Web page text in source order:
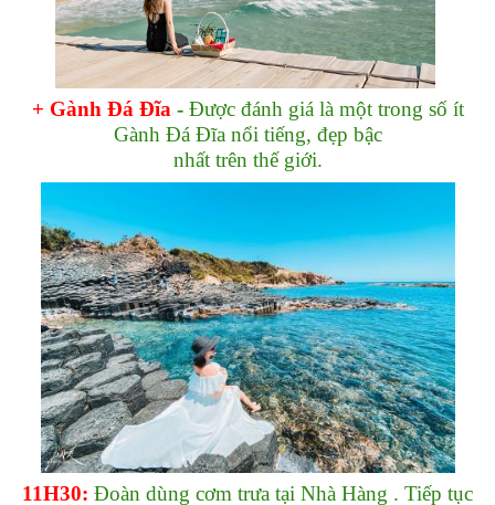
+ Gành Đá Đĩa - Được đánh giá là một trong số ít
Gành Đá Đĩa nổi tiếng, đẹp bậc
nhất trên thế giới.
11H30: Đoàn dùng cơm trưa tại Nhà Hàng . Tiếp tục